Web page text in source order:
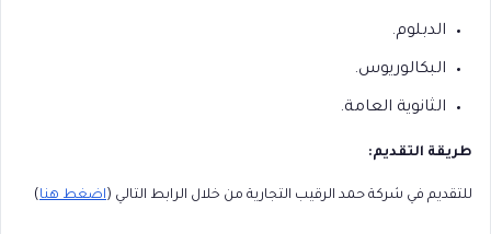
الدبلوم.
البكالوريوس.
الثانوية العامة.
طريقة التقديم:
للتقديم في شركة حمد الرقيب التجارية من خلال الرابط التالي (اضغط هنا)